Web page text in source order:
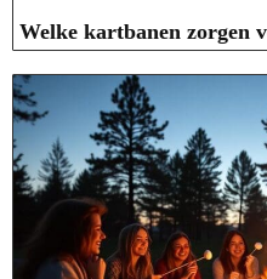
Welke kartbanen zorgen